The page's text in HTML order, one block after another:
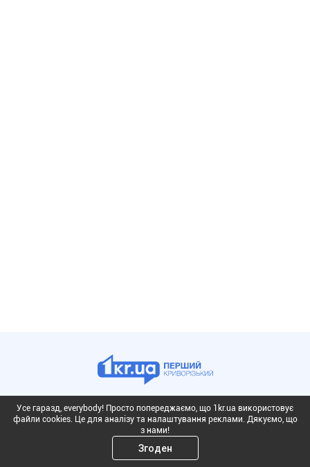
Усе гаразд, everybody! Просто попереджаємо, що 1kr.ua використовує
файли cookies. Це для аналізу та налаштування реклами. Дякуємо, що
з нами!
Згоден